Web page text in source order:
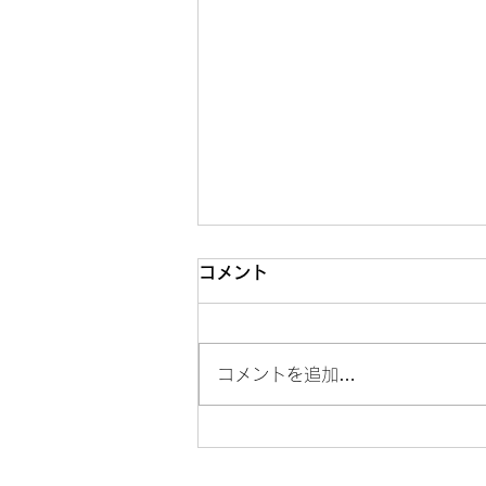
ご依頼お待ちしておりま
コメント
コメントを追加…